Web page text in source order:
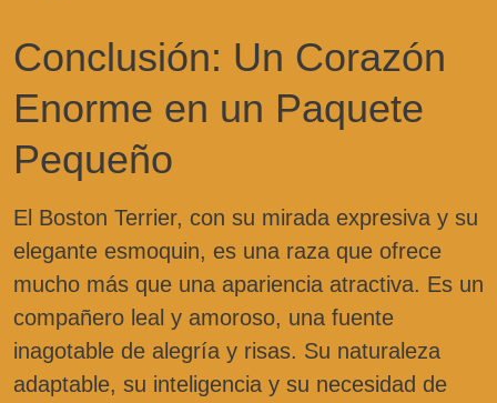
Conclusión: Un Corazón
Enorme en un Paquete
Pequeño
El Boston Terrier, con su mirada expresiva y su
elegante esmoquin, es una raza que ofrece
mucho más que una apariencia atractiva. Es un
compañero leal y amoroso, una fuente
inagotable de alegría y risas. Su naturaleza
adaptable, su inteligencia y su necesidad de